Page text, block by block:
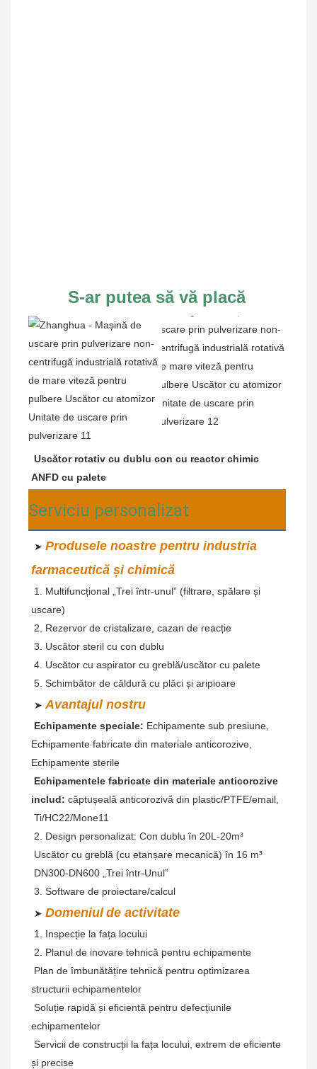
S-ar putea să vă placă
Uscător rotativ cu dublu con cu reactor chimic
ANFD cu palete
Serviciu personalizat
➤ Produsele noastre pentru industria
farmaceutică și chimică
uscare)
2. Rezervor de cristalizare, cazan de reacție
3. Uscător steril cu con dublu
4. Uscător cu aspirator cu greblă/uscător cu palete
5. Schimbător de căldură cu plăci și aripioare
➤ Avantajul nostru
Echipamente speciale: Echipamente sub presiune,
Echipamente fabricate din materiale anticorozive,
Echipamente sterile
Echipamentele fabricate din materiale anticorozive
includ: căptușeală anticorozivă din plastic/PTFE/email,
Ti/HC22/Mone11
2. Design personalizat: Con dublu în 20L-20m³
Uscător cu greblă (cu etanșare mecanică) în 16 m³
DN300-DN600 „Trei într-Unul”
3. Software de proiectare/calcul
➤ Domeniul de activitate
1. Inspecție la fața locului
2. Planul de inovare tehnică pentru echipamente
Plan de îmbunătățire tehnică pentru optimizarea
structurii echipamentelor
Soluție rapidă și eficientă pentru defecțiunile
echipamentelor
Servicii de construcții la fața locului, extrem de eficiente
și precise